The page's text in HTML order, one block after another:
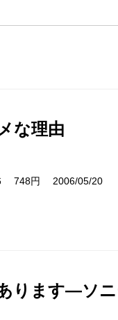
な理由
748円 2006/05/20
ります―ソ